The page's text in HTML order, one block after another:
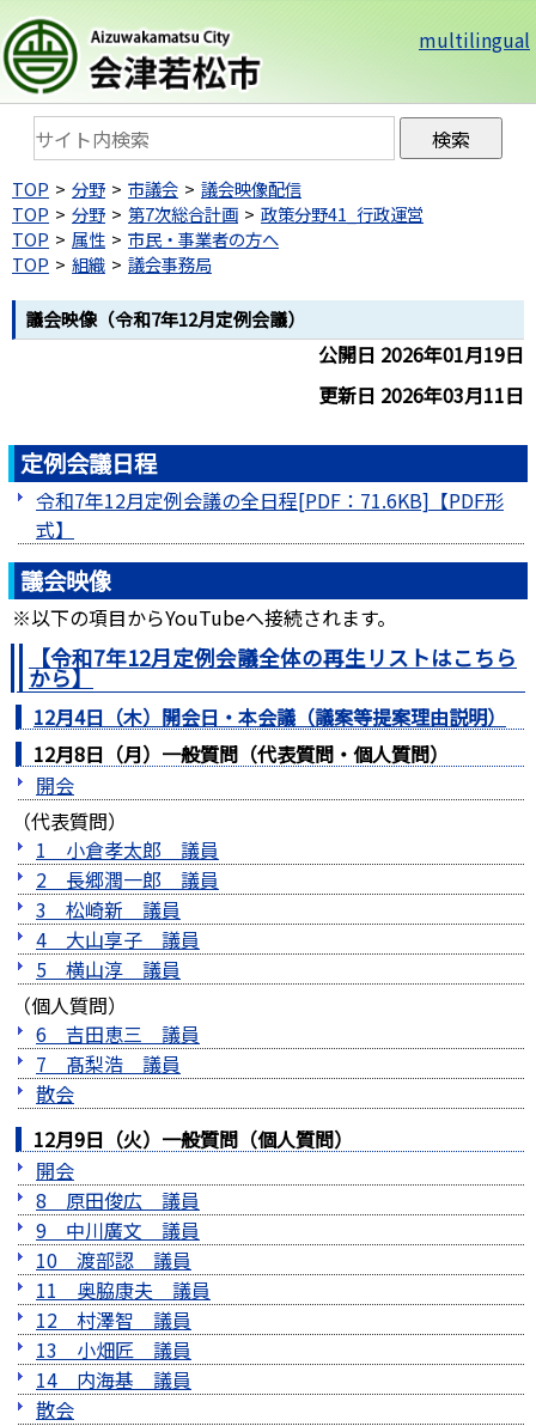
multilingual
TOP 分野 市議会
議会映像配信
TOP
分野 第7次総合計画
政策分野41_行政運営
TOP
属性
市民・事業者の方へ
TOP
組織 議会事務局
議会映像（令和7年12月定例会議）
公開日 2026年01月19日
更新日 2026年03月11日
定例会議日程
令和7年12月定例会議の全日程[PDF：71.6KB]
議会映像
※以下の項目からYouTubeへ接続されます。
【令和7年12月定例会議全体の再生リストはこちら
から】
12月4日（木）開会日・本会議（議案等提案理由説明）
12月8日（月）一般質問（代表質問・個人質問）
開会
（代表質問）
1 小倉孝太郎 議員
2 長郷潤一郎 議員
3 松崎新 議員
4 大山享子 議員
5 横山淳 議員
（個人質問）
6 吉田恵三 議員
7 髙梨浩 議員
散会
12月9日（火）一般質問（個人質問）
開会
8 原田俊広 議員
9 中川廣文 議員
10 渡部認 議員
11 奥脇康夫 議員
12 村澤智 議員
13 小畑匠 議員
14 内海基 議員
散会